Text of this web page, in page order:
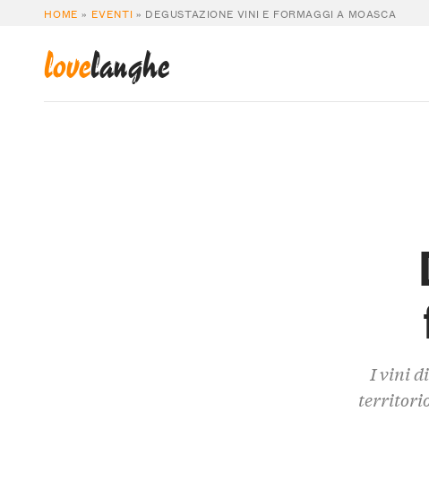
HOME » EVENTI » DEGUSTAZIONE VINI E FORMAGGI A MOASCA
lovelanghe
I vini
territorio